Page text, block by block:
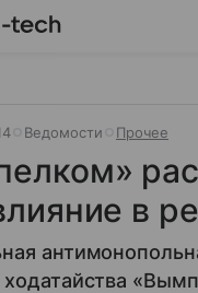
Ведомости Прочее
в